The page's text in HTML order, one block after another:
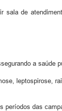
de
a saúde
leptospirose,
períodos das